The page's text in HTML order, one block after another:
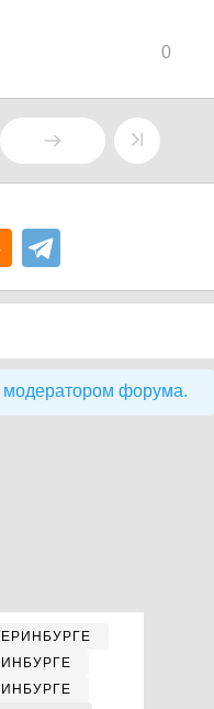
0
модератором форума.